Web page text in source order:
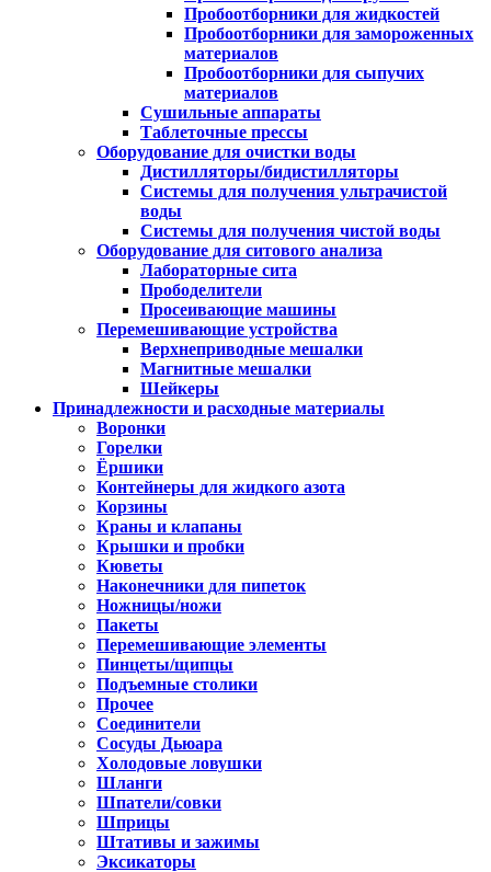
Пробоотборники для жидкостей
Пробоотборники для замороженных
материалов
Пробоотборники для сыпучих
материалов
Сушильные аппараты
Таблеточные прессы
Оборудование для очистки воды
Дистилляторы/бидистилляторы
Системы для получения ультрачистой
воды
Системы для получения чистой воды
Оборудование для ситового анализа
Лабораторные сита
Прободелители
Просеивающие машины
Перемешивающие устройства
Верхнеприводные мешалки
Магнитные мешалки
Шейкеры
Принадлежности и расходные материалы
Воронки
Горелки
Ёршики
Контейнеры для жидкого азота
Корзины
Краны и клапаны
Крышки и пробки
Кюветы
Наконечники для пипеток
Ножницы/ножи
Пакеты
Перемешивающие элементы
Пинцеты/щипцы
Подъемные столики
Прочее
Соединители
Сосуды Дьюара
Холодовые ловушки
Шланги
Шпатели/совки
Шприцы
Штативы и зажимы
Эксикаторы